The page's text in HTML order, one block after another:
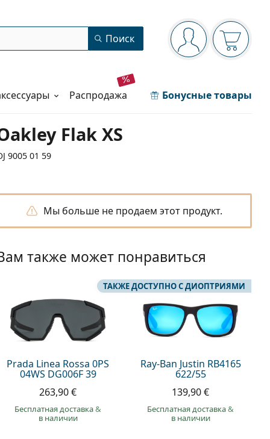
Панель навигации
Вы вошли вВаша
Поиск
распродажа Бонусные товары
Flak XS
9005 01 59
Мы больше не продаем этот продукт.
также может понравиться
Prada Linea Rossa 0PS
04WS DG006F 39
263,90 €
Бесплатная доставка&
в наличии
Ray-Ban Justin RB4165
622/55
ТАКЖЕ ДОСТУПНО С ДИОПТРИЯМИ
139,90 €
Бесплатная доставка&
в наличии